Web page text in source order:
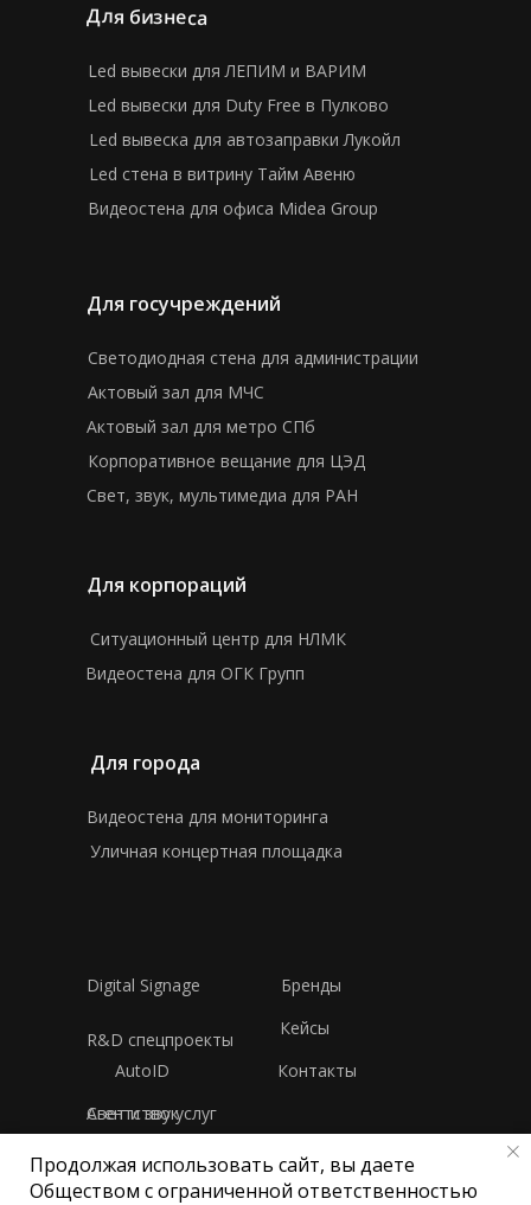
Продолжая использовать сайт, вы даете
Обществом с ограниченной ответственностью
Для бизнеса
Led вывески для ЛЕПИМ и ВАРИМ
Led вывески для Duty Free в Пулково
Led вывеска для автозаправки Лукойл
Led стена в витрину Тайм Авеню
Видеостена для офиса Midea Group
Для корпораций
Ситуационный центр для НЛМК
Видеостена для ОГК Групп
Для города
Видеостена для мониторинга
Уличная концертная площадка
Digital Signage
R&D спецпроекты
AutoID
Свет и звук
Бренды
Кейсы
Контакты
Агентство услуг
Для госучреждений
Светодиодная стена для администрации
Актовый зал для МЧС
Актовый зал для метро СПб
Корпоративное вещание для ЦЭД
Свет, звук, мультимедиа для РАН
Политика конфиденциальности